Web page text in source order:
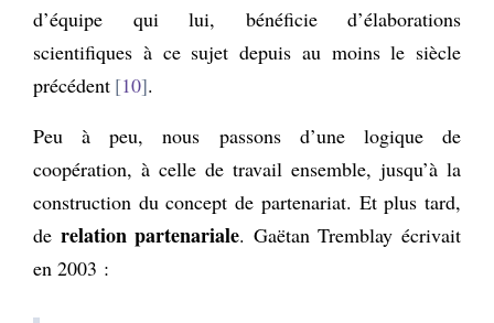
d’équipe qui lui, bénéficie d’élaborations
scientifiques à ce sujet depuis au moins le siècle
précédent 10 .
Peu à peu, nous passons d’une logique de
coopération, à celle de travail ensemble, jusqu’à la
construction du concept de partenariat. Et plus tard,
de relation partenariale. Gaëtan Tremblay écrivait
en 2003 :